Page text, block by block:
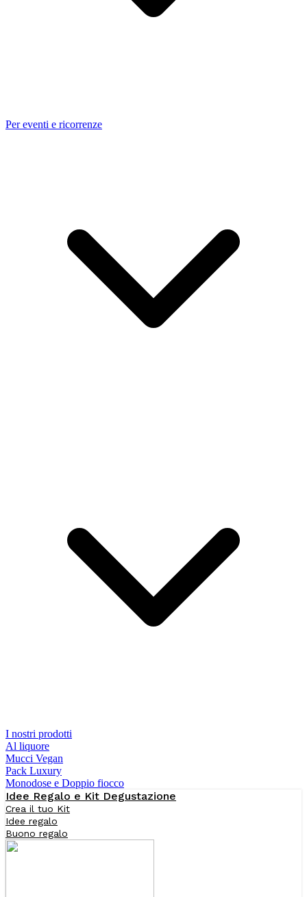
Per eventi e ricorrenze
I nostri prodotti
Al liquore
Mucci Vegan
Pack Luxury
Monodose e Doppio fiocco
Idee Regalo e Kit Degustazione
Crea il tuo Kit
Idee regalo
Buono regalo